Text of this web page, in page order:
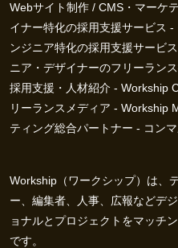
Webサイト制作 / CMS・マーケ
イナー特化の採用支援サービス -
ンジニア特化の採用支援サービ
ニア・デザイナーのフリーラン
採用支援・人材紹介 - Workship
リーランスメディア - Workship
ティング総合パートナー - コン
Workship（ワークシップ）は、
ー、編集者、人事、広報などデ
ョナルとプロジェクトをマッチ
です。